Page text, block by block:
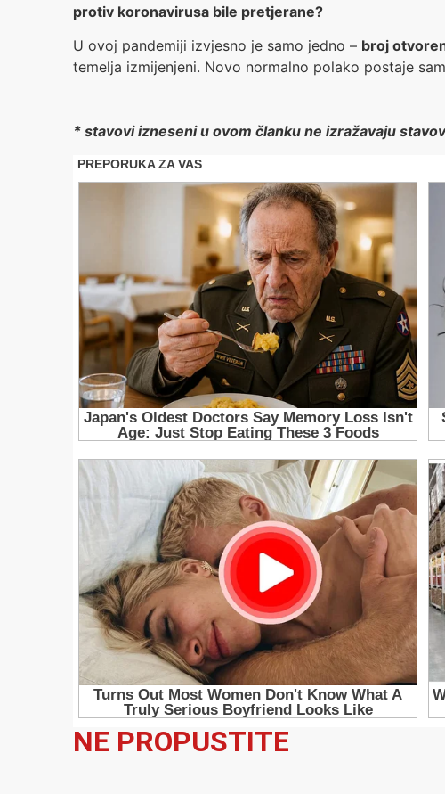
protiv koronavirusa bile pretjerane?
U ovoj pandemiji izvjesno je samo jedno – broj
temelja izmijenjeni. Novo normalno polako postaje
* stavovi izneseni u ovom članku ne izražavaju
NE PROPUSTITE